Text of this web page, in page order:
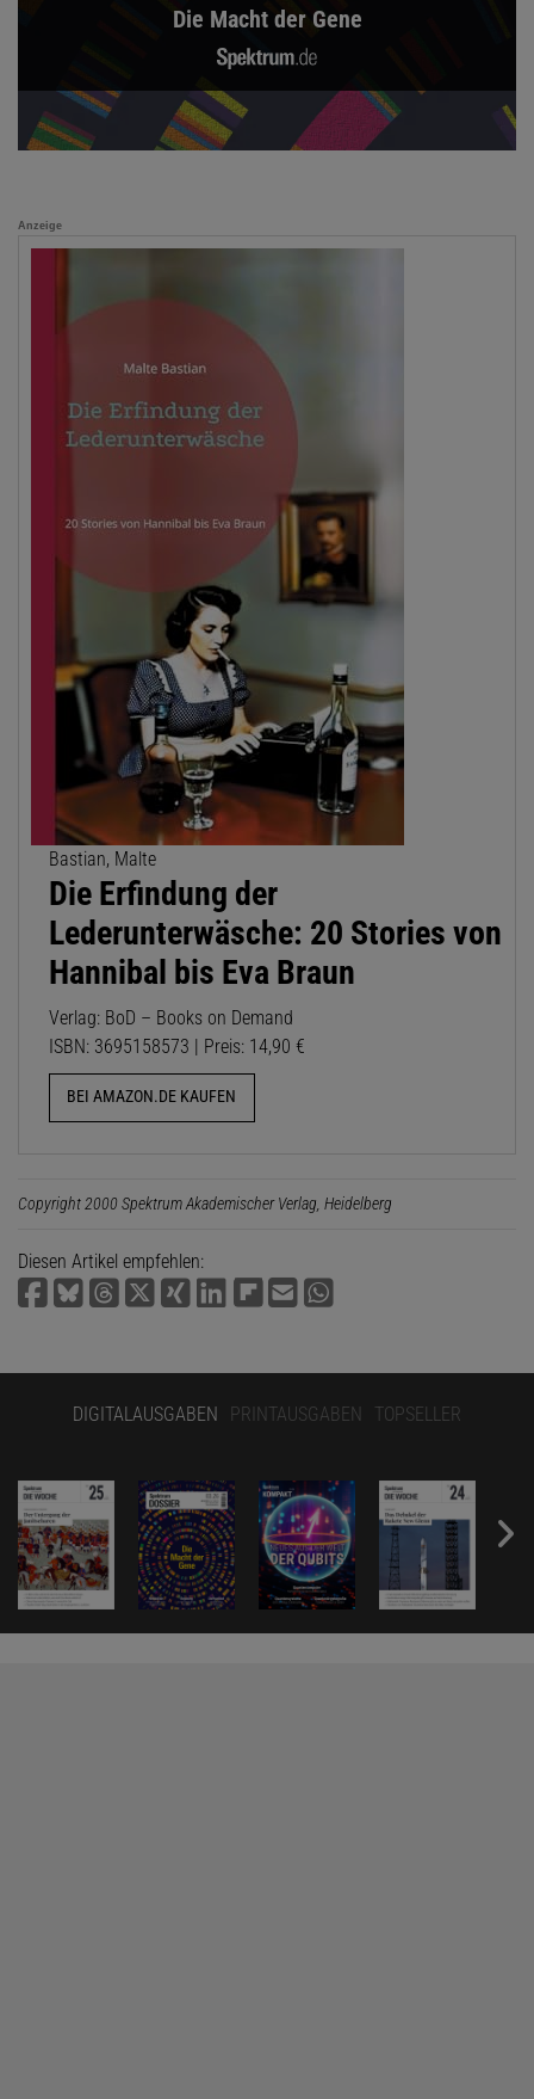
Die Macht der Gene
Anzeige
Bastian, Malte
Die Erfindung der
Lederunterwäsche: 20 Stories von
Hannibal bis Eva Braun
Verlag: BoD – Books on Demand
ISBN: 3695158573 | Preis: 14,90 €
BEI AMAZON.DE KAUFEN
Copyright 2000 Spektrum Akademischer Verlag, Heidelberg
Diesen Artikel empfehlen:
DIGITALAUSGABEN PRINTAUSGABEN TOPSELLER